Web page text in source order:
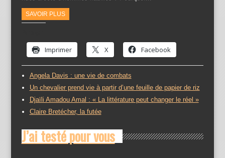
SAVOIR PLUS
Imprimer X Facebook
Angela Davis : une vie de combats
Un chevalier prend vie à partir d’une feuille de papier de riz
Djaïli Amadou Amal : « La littérature peut changer le réel »
Claire Bretécher, la futée
J’ai testé pour vous